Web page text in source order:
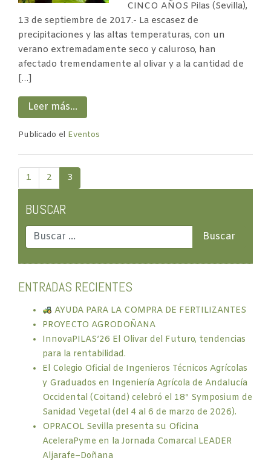
CINCO AÑOS Pilas (Sevilla),
13 de septiembre de 2017.- La escasez de
precipitaciones y las altas temperaturas, con un
verano extremadamente seco y caluroso, han
afectado tremendamente al olivar y a la cantidad de
[…]
Leer más…
Publicado el Eventos
1 2 3
BUSCAR
ENTRADAS RECIENTES
AYUDA PARA LA COMPRA DE FERTILIZANTES
PROYECTO AGRODOÑANA
InnovaPILAS’26 El Olivar del Futuro, tendencias
para la rentabilidad.
El Colegio Oficial de Ingenieros Técnicos Agrícolas
y Graduados en Ingeniería Agrícola de Andalucía
Occidental (Coitand) celebró el 18º Symposium de
Sanidad Vegetal (del 4 al 6 de marzo de 2026).
OPRACOL Sevilla presenta su Oficina
AceleraPyme en la Jornada Comarcal LEADER
Aljarafe–Doñana